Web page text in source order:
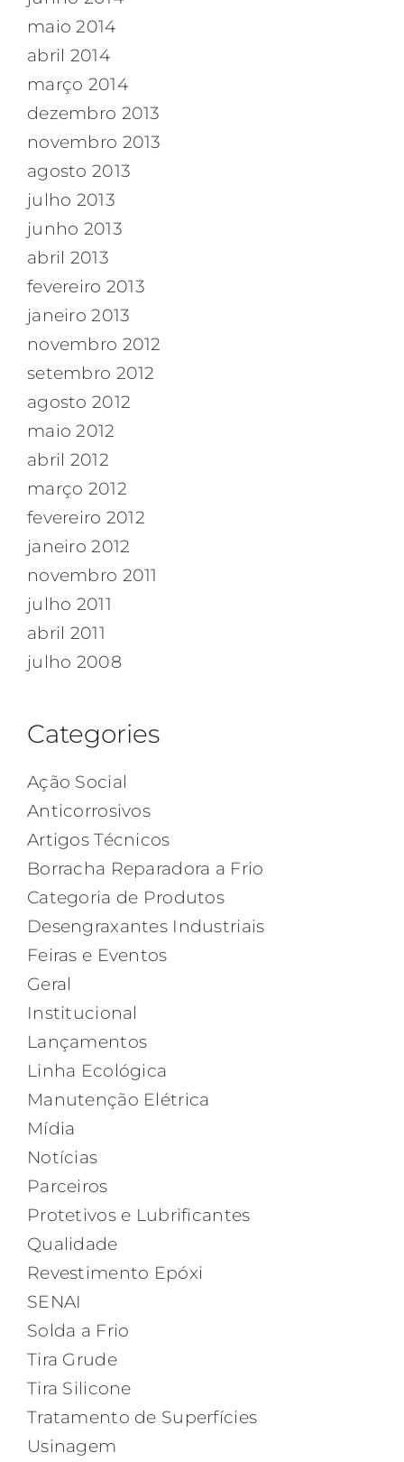
maio 2014
abril 2014
março 2014
dezembro 2013
novembro 2013
agosto 2013
julho 2013
junho 2013
abril 2013
fevereiro 2013
janeiro 2013
novembro 2012
setembro 2012
agosto 2012
maio 2012
abril 2012
março 2012
fevereiro 2012
janeiro 2012
novembro 2011
julho 2011
abril 2011
julho 2008
Categories
Ação Social
Anticorrosivos
Artigos Técnicos
Borracha Reparadora a Frio
Categoria de Produtos
Desengraxantes Industriais
Feiras e Eventos
Geral
Institucional
Lançamentos
Linha Ecológica
Manutenção Elétrica
Mídia
Notícias
Parceiros
Protetivos e Lubrificantes
Qualidade
Revestimento Epóxi
SENAI
Solda a Frio
Tira Grude
Tira Silicone
Tratamento de Superfícies
Usinagem